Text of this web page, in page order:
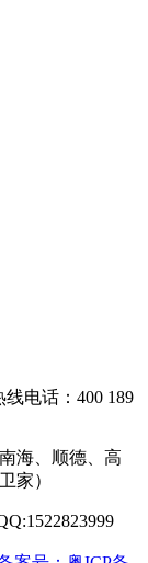
电话：400 189
海、顺德、高
家）